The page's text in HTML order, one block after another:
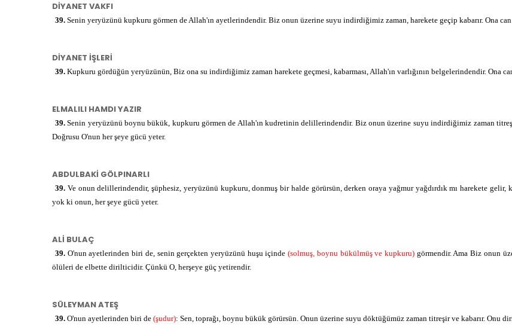
أَنْزَلْنَا enzelnā döktüğümüz
عَلَيْهَا
الْمَاءَ l-māe suyu
اهْتَزَّتْ
وَرَبَتْ
إِنَّ
الَّذِي
أَحْيَاهَا
لَمُحْيِي
lemuHyī
الْمَوْتَىٰ
إِنَّهُ
innehu elbette O
DİYANET VAKFI
39. Senin yeryüzünü kupkuru görmen de Allah'ın ayetlerindendir. Biz onun üzerine suyu indirdiğimiz zaman, harekete geçip kabarır. Ona
DİYANET İŞLERİ
39. Kupkuru gördüğün yeryüzünün, Biz ona su indirdiğimiz zaman harekete geçmesi, kabarması, Allah'ın varlığının belgelerindendir. Ona
ELMALILI HAMDI YAZIR
39.Senin yeryüzünü boynu bükük, kupkuru görmen de Allah'ın kudretinin delillerindendir. Biz onun üzerine suyu indirdiğimiz zaman
Doğrusu O'nun her şeye gücü yeter.
ABDULBAKİ GÖLPINARLI
39. Ve onun delillerindendir, şüphesiz, yeryüzünü kupkuru, donmuş bir halde görürsün, derken oraya yağmur yağdırdık mı harekete
yok ki onun, her şeye gücü yeter.
ALİ BULAÇ
39. O'nun ayetlerinden biri de, senin gerçekten yeryüzünü huşu içinde(solmuş, boynu bükülmüş ve kupkuru) görmendir. Ama Biz onun
ölüleri de elbette dirilticidir. Çünkü O, herşeye güç yetirendir.
SÜLEYMAN ATEŞ
39. O'nun ayetlerinden biri de (şudur): Sen, toprağı, boynu bükük görürsün. Onun üzerine suyu döktüğümüz zaman titreşir ve kabarır. Onu